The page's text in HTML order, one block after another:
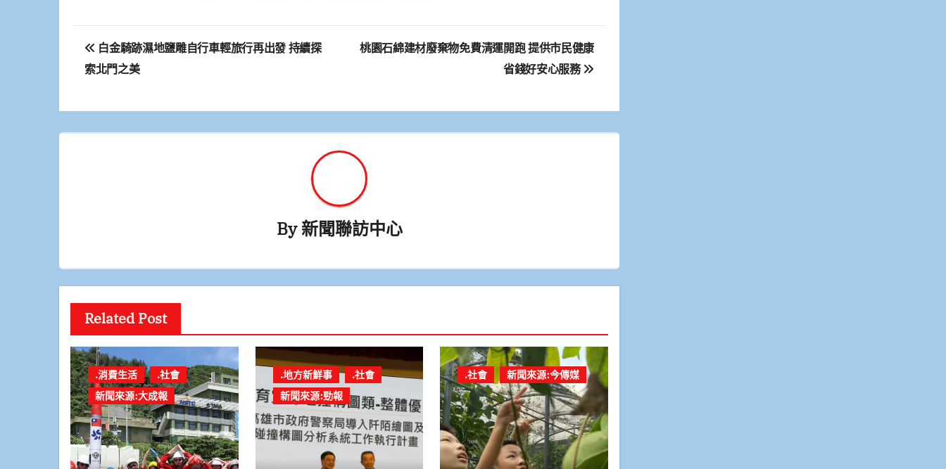
文
章
覽
白金騎跡濕地鹽雕自行車輕旅行再出發 持續探
索北門之美
桃園石綿建材廢棄物免費清運開跑 提供市民健康
省錢好安心服務
By新聞聯訪中心
Related Post
.消費生活
.社會
新聞來源:大成報
.地方新鮮事
.社會
新聞來源:勁報
.社會 新聞來源:今傳媒